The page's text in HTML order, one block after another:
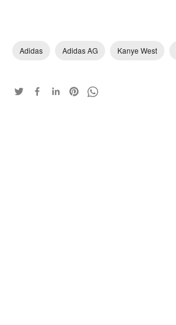
Adidas Adidas AG Kanye West